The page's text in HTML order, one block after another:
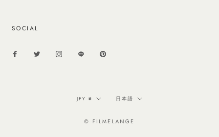
SOCIAL
通
JPY ¥
言
日本語
© FILMELANGE